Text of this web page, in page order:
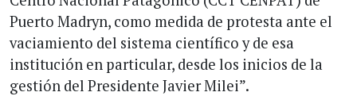
Puerto Madryn, como medida de protesta ante el
vaciamiento del sistema científico y de esa
institución en particular, desde los inicios de la
gestión del Presidente Javier Milei”.